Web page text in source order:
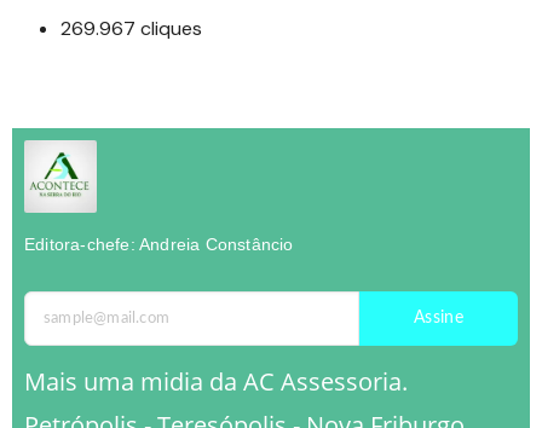
269.967 cliques
Editora-chefe: Andreia Constâncio
Assine
Mais uma midia da AC Assessoria.